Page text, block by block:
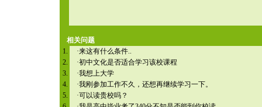
相关问题
·来这有什么条件..
·初中文化是否适合学习该校课程
·我想上大学
·我刚参加工作不久，还想再继续学习一下。
·可以读贵校吗？